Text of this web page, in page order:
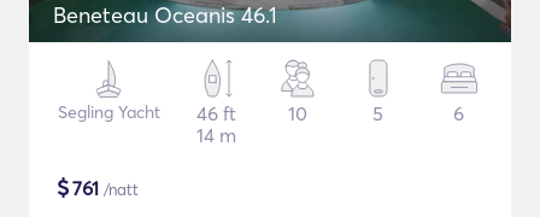
Beneteau Oceanis 46.1
Segling Yacht
46 ft
14 m
10 5 6
$761 /natt